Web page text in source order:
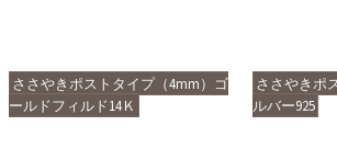
ささやきポストタイプ（4mm）ゴ
ールドフィルド14Ｋ
ささやきポ
ルバー925